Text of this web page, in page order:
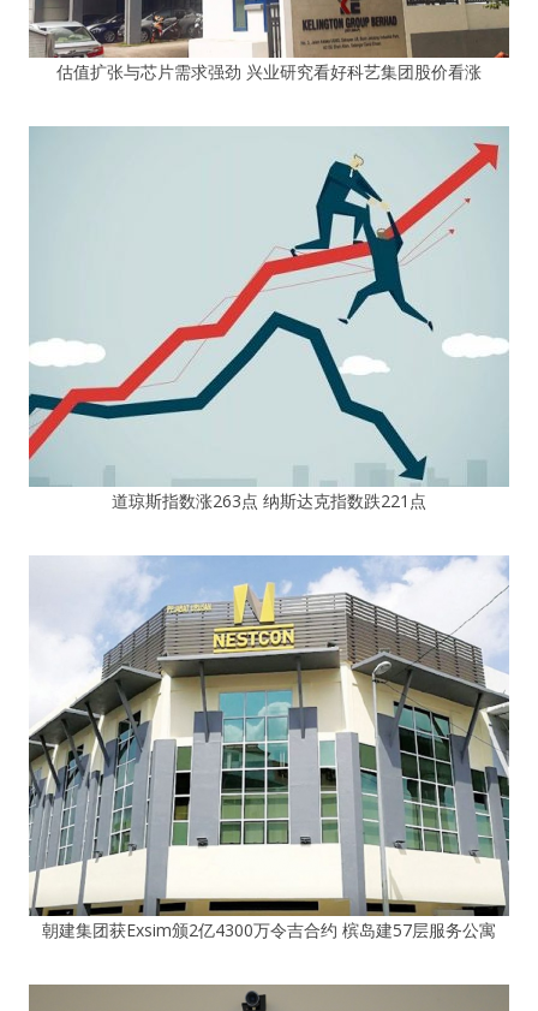
估值扩张与芯片需求强劲 兴业研究看好科艺集团股价看涨
道琼斯指数涨263点 纳斯达克指数跌221点
朝建集团获Exsim颁2亿4300万令吉合约 槟岛建57层服务公寓